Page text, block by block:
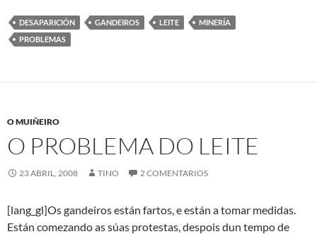
DESAPARICIÓN GANDEIROS LEITE
MINERÍA
PROBLEMAS
O MUIÑEIRO
O PROBLEMA DO LEITE
23 ABRIL, 2008 TINO 2 COMENTARIOS
[lang_gl]Os gandeiros están fartos, e están a tomar medidas.
Están comezando as súas protestas, despois dun tempo de